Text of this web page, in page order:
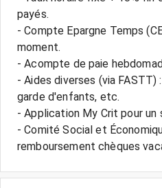
payés.
- Compte Epargne Temps
moment.
- Acompte de paie
- Aides diverses (via
garde d'enfants, etc.
- Application My Crit pour un
- Comité Social et